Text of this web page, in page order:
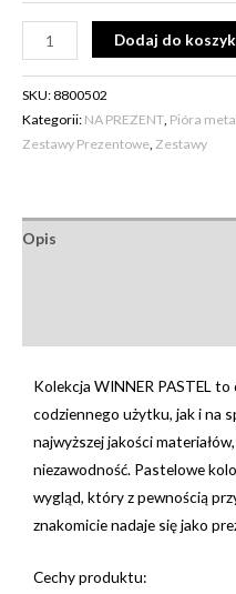
Dodaj do
SKU:8800502
Kategorii: NA PREZENT Pióra
Zestawy Prezentowe Zestawy
Opis
Kolekcja WINNER PASTEL
codziennego użytku, jak i na
najwyższej jakości
niezawodność. Pastelowe
wygląd, który z pewnością
znakomicie nadaje się jako
Cechy produktu: